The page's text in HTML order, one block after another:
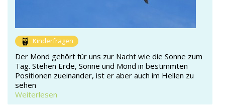
Kinderfragen
Der Mond gehört für uns zur Nacht wie die Sonne zum
Tag. Stehen Erde, Sonne und Mond in bestimmten
Positionen zueinander, ist er aber auch im Hellen zu
sehen
Weiterlesen